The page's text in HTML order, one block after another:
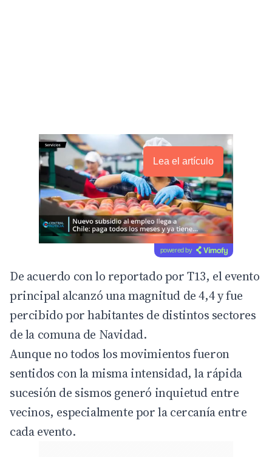
Lea el artículo
powered by
De acuerdo con lo reportado porT13, el evento
principal alcanzó una magnitud de 4,4 y fue
percibido por habitantes de distintos sectores
de la comuna de Navidad.
Aunque no todos los movimientos fueron
sentidos con la misma intensidad, la rápida
sucesión de sismos generó inquietud entre
vecinos, especialmente por la cercanía entre
cada evento.